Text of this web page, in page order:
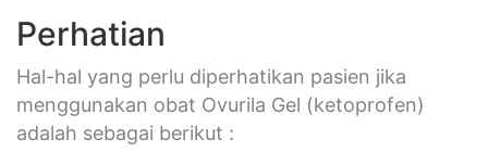
Perhatian
Hal-hal yang perlu diperhatikan pasien jika
menggunakan obat Ovurila Gel (ketoprofen)
adalah sebagai berikut :